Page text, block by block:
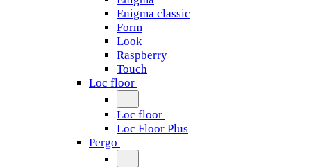
Enigma classic
Form
Look
Raspberry
Touch
Loc floor
Loc floor
Loc Floor Plus
Pergo